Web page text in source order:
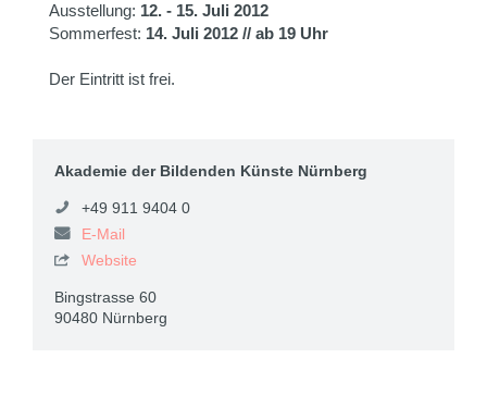
Ausstellung: 12. - 15. Juli 2012
Sommerfest: 14. Juli 2012 // ab 19 Uhr
Der Eintritt ist frei.
Akademie der Bildenden Künste Nürnberg
+49 911 9404 0
E-Mail
 Website
Bingstrasse 60
90480 Nürnberg